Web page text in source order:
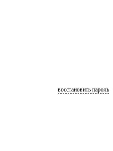
восстановить пароль